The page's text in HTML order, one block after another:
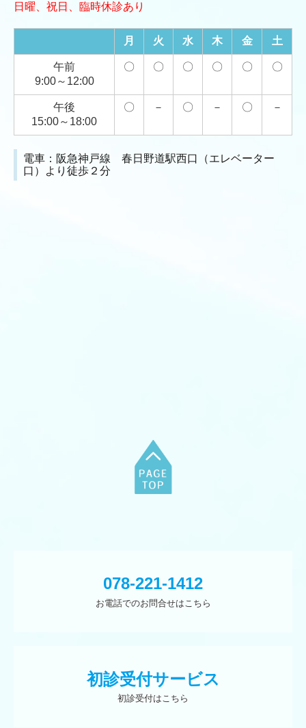
日曜、祝日、 臨時休診あり
月 火 水 木 金 土
午前
9:00～12:00
〇 〇 〇 〇 〇 〇
午後
15:00～18:00
〇 － 〇 － 〇 －
電車：阪急神戸線 春日野道駅西口（エレベーター
口）より徒歩２分
078-221-1412
お電話でのお問合せはこちら
初診受付サービス
初診受付はこちら